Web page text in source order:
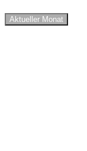
Aktueller Monat